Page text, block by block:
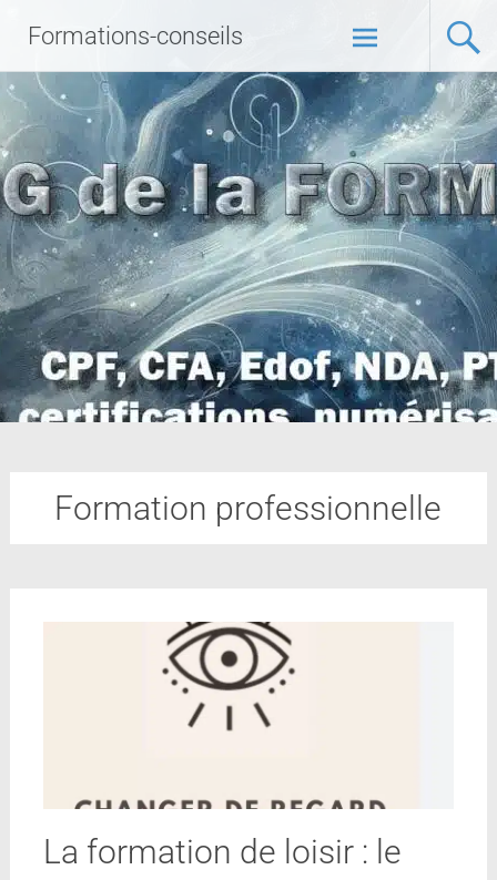
Formations-conseils
Formation professionnelle
La formation de loisir : le